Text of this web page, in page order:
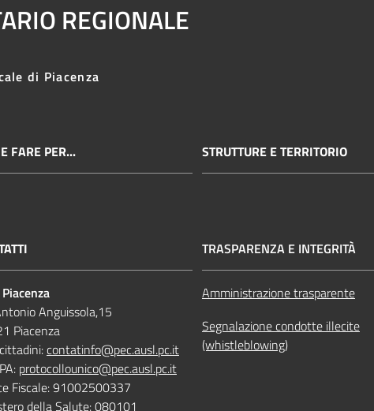
REGIONALE
di Piacenza
FARE PER... STRUTTURE E TERRITORIO
Anguissola,15
Piacenza
contatinfo@pec.ausl.pc.it
protocollounico@pec.ausl.pc.it
Fiscale: 91002500337
della Salute: 080101
TRASPARENZA E INTEGRITÀ
Amministrazione trasparente
Segnalazione condotte illecite
(whistleblowing)